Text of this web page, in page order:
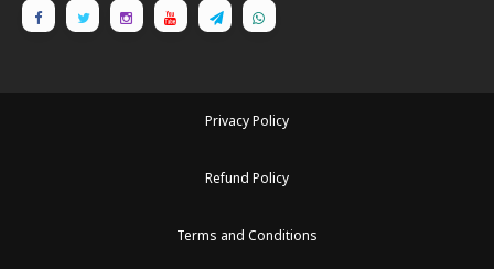
Privacy Policy
Refund Policy
Terms and Conditions